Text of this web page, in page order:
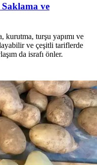
ve
kurutma, turşu yapımı ve
ve çeşitli tariflerde
da israfı önler.